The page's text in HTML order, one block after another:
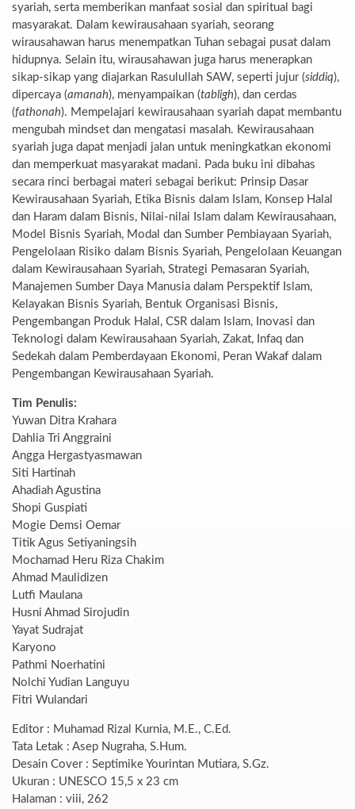
syariah, serta memberikan manfaat sosial dan spiritual bagi
masyarakat. Dalam kewirausahaan syariah, seorang
wirausahawan harus menempatkan Tuhan sebagai pusat dalam
hidupnya. Selain itu, wirausahawan juga harus menerapkan
sikap-sikap yang diajarkan Rasulullah SAW, seperti jujur (siddiq),
dipercaya (amanah), menyampaikan (tabligh), dan cerdas
(fathonah). Mempelajari kewirausahaan syariah dapat membantu
mengubah mindset dan mengatasi masalah. Kewirausahaan
syariah juga dapat menjadi jalan untuk meningkatkan ekonomi
dan memperkuat masyarakat madani. Pada buku ini dibahas
secara rinci berbagai materi sebagai berikut: Prinsip Dasar
Kewirausahaan Syariah, Etika Bisnis dalam Islam, Konsep Halal
dan Haram dalam Bisnis, Nilai-nilai Islam dalam Kewirausahaan,
Model Bisnis Syariah, Modal dan Sumber Pembiayaan Syariah,
Pengelolaan Risiko dalam Bisnis Syariah, Pengelolaan Keuangan
dalam Kewirausahaan Syariah, Strategi Pemasaran Syariah,
Manajemen Sumber Daya Manusia dalam Perspektif Islam,
Kelayakan Bisnis Syariah, Bentuk Organisasi Bisnis,
Pengembangan Produk Halal, CSR dalam Islam, Inovasi dan
Teknologi dalam Kewirausahaan Syariah, Zakat, Infaq dan
Sedekah dalam Pemberdayaan Ekonomi, Peran Wakaf dalam
Pengembangan Kewirausahaan Syariah.
Tim Penulis:
Yuwan Ditra Krahara
Dahlia Tri Anggraini
Angga Hergastyasmawan
Siti Hartinah
Ahadiah Agustina
Shopi Guspiati
Mogie Demsi Oemar
Titik Agus Setiyaningsih
Mochamad Heru Riza Chakim
Ahmad Maulidizen
Lutfi Maulana
Husni Ahmad Sirojudin
Yayat Sudrajat
Karyono
Pathmi Noerhatini
Nolchi Yudian Languyu
Fitri Wulandari
Editor : Muhamad Rizal Kurnia, M.E., C.Ed.
Tata Letak : Asep Nugraha, S.Hum.
Desain Cover : Septimike Yourintan Mutiara, S.Gz.
Ukuran : UNESCO 15,5 x 23 cm
Halaman : viii, 262